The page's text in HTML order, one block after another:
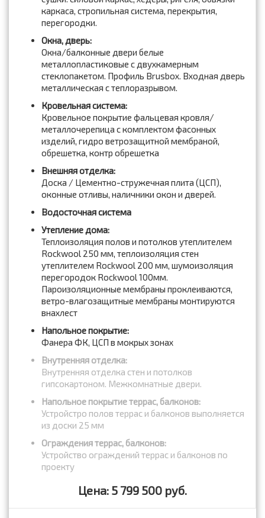
каркаса, стропильная система, перекрытия,
перегородки.
Окна, дверь:
Окна/балконные двери белые
металлопластиковые с двухкамерным
стеклопакетом. Профиль Brusbox. Входная дверь
металлическая с теплоразрывом.
Кровельная система:
Кровельное покрытие фальцевая кровля/
металлочерепица с комплектом фасонных
изделий, гидро ветрозащитной мембраной,
обрешетка, контр обрешетка
Внешняя отделка:
Доска / Цементно-стружечная плита (ЦСП),
оконные отливы, наличники окон и дверей.
Водосточная система
Утепление дома:
Теплоизоляция полов и потолков утеплителем
Rockwool 250 мм, теплоизоляция стен
утеплителем Rockwool 200 мм, шумоизоляция
перегородок Rockwool 100мм.
Пароизоляционные мембраны проклеиваются,
ветро-влагозащитные мембраны монтируются
внахлест
Напольное покрытие:
Фанера ФК, ЦСП в мокрых зонах
Внутренняя отделка:
Внутренняя отделка стен и потолков
гипсокартоном. Межкомнатные двери.
Напольное покрытие террас, балконов:
Устройстро полов террас и балконов выполняется
из доски 25 мм
Ограждения террас, балконов:
Устройство ограждений террас и балконов по
проекту
Цена: 5 799 500 руб.